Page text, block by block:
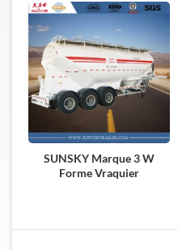
SUNSKY Marque 3 W
Forme Vraquier